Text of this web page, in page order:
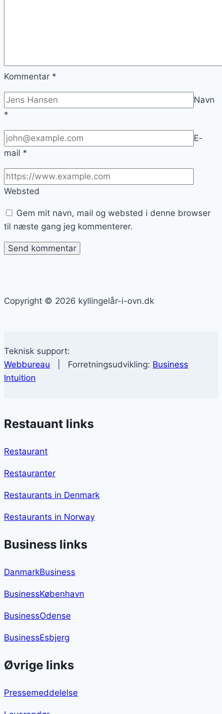
Kommentar *
Navn
*
E-
mail *
Websted
Gem mit navn, mail og websted i denne browser
til næste gang jeg kommenterer.
Copyright © 2026 kyllingelår-i-ovn.dk
Teknisk support:
Webbureau | Forretningsudvikling: Business
Intuition
Restauant links
Restaurant
Restauranter
Restaurants in Denmark
Restaurants in Norway
Business links
DanmarkBusiness
BusinessKøbenhavn
BusinessOdense
BusinessEsbjerg
Øvrige links
Pressemeddelelse